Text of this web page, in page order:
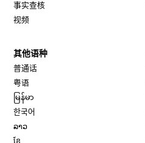
事实查核
视频
其他语种
普通话
粤语
မြန်မာ
한국어
ລາວ
ខ្មែ